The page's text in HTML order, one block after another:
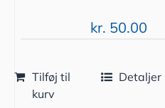
kr. 50.00
Tilføj til
kurv
Detaljer